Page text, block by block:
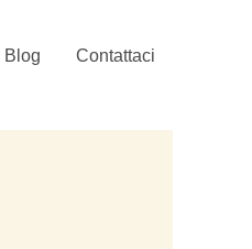
Blog Contattaci